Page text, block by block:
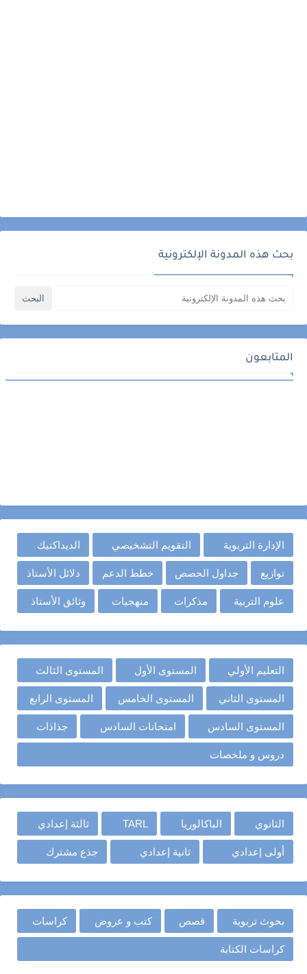
بحث هذه المدونة الإلكترونية
المتابعون
الإدارة التربوية التقويم التشخيصي الديداكتيك
توازيع جداول الحصص خطط الدعم دلائل الأستاذ
علوم التربية مذكرات منهجيات وثائق الأستاذ
التعليم الأولي المستوى الأول المستوى الثالث
المستوى الثاني المستوى الخامس المستوى الرابع
المستوى السادس امتحانات السادس جذاذات
دروس و ملخصات
الثانوي الباكالوريا TARL ثالثة إعدادي
أولى إعدادي ثانية إعدادي جذع مشترك
بحوث تربوية قصص كتب و عروض كراسات
كراسات الكتابة